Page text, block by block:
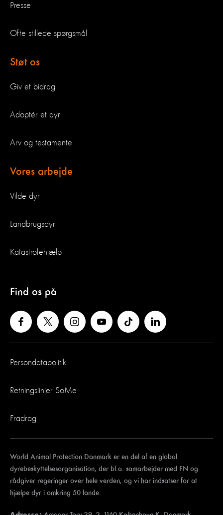
Presse
Ofte stillede spørgsmål
Støt os
Giv et bidrag
Adoptér et dyr
Arv og testamente
Vores arbejde
Vilde dyr
Landbrugsdyr
Katastrofehjælp
Find os på
Persondatapolitik
Retningslinjer SoMe
Fradrag
World Animal Protection Danmark er en del af en global
dyrebeskyttelsesorganisation, der bl.a. samarbejder med FN og
rådgiver regeringer over hele verden, og vi har indsatser for at
hjælpe dyr i omkring 50 lande.